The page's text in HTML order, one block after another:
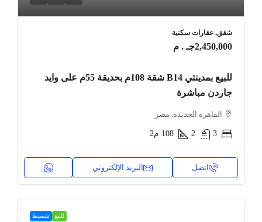
شقق, عقارات سكنية
2,450,000جـ . م
للبيع بمدينتي B14 شقة 108م بحديقة 55م على وايد
جاردن مباشرة
القاهرة الجديدة, مصر
3
2
108 م2
اتصل البريد الإلكتروني
للبيع تقسيط